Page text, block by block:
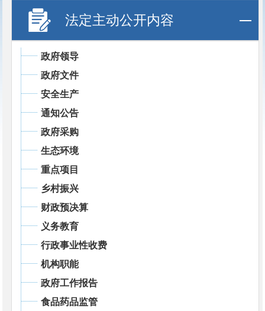
法定主动公开内容
政府领导
政府文件
安全生产
通知公告
政府采购
生态环境
重点项目
乡村振兴
财政预决算
义务教育
行政事业性收费
机构职能
政府工作报告
食品药品监管